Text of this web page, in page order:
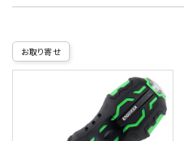
お取り寄せ